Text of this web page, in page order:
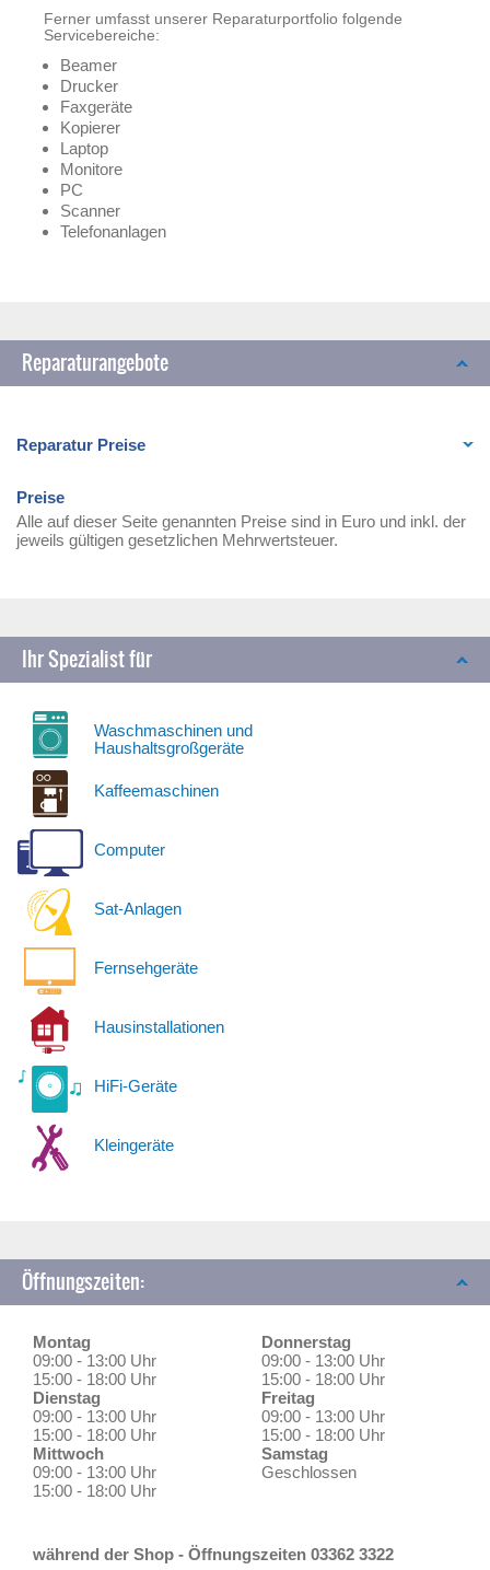
Ferner umfasst unserer Reparaturportfolio folgende
Servicebereiche:
Beamer
Drucker
Faxgeräte
Kopierer
Laptop
Monitore
PC
Scanner
Telefonanlagen
Reparaturangebote
Reparatur Preise
Preise
Alle auf dieser Seite genannten Preise sind in Euro und inkl. der
jeweils gültigen gesetzlichen Mehrwertsteuer.
Ihr Spezialist für
Waschmaschinen und
Haushaltsgroßgeräte
Kaffeemaschinen
Computer
Sat-Anlagen
Fernsehgeräte
Hausinstallationen
HiFi-Geräte
Kleingeräte
Öffnungszeiten:
Montag
09:00 - 13:00 Uhr
15:00 - 18:00 Uhr
Dienstag
09:00 - 13:00 Uhr
15:00 - 18:00 Uhr
Mittwoch
09:00 - 13:00 Uhr
15:00 - 18:00 Uhr
Donnerstag
09:00 - 13:00 Uhr
15:00 - 18:00 Uhr
Freitag
09:00 - 13:00 Uhr
15:00 - 18:00 Uhr
Samstag
Geschlossen
während der Shop - Öffnungszeiten 03362 3322